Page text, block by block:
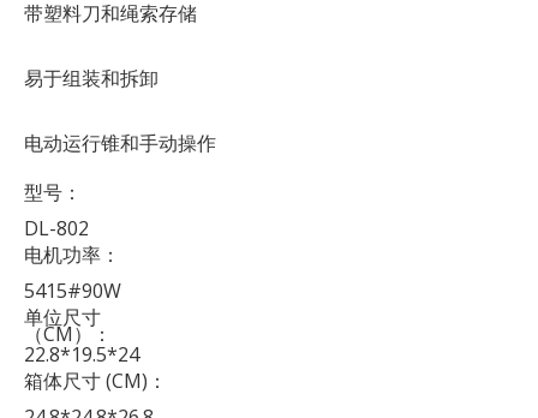
带塑料刀和绳索存储
易于组装和拆卸
电动运行锥和手动操作
型号：
DL-802
电机功率：
5415#90W
单位尺寸
（CM）：
22.8*19.5*24
箱体尺寸 (CM)：